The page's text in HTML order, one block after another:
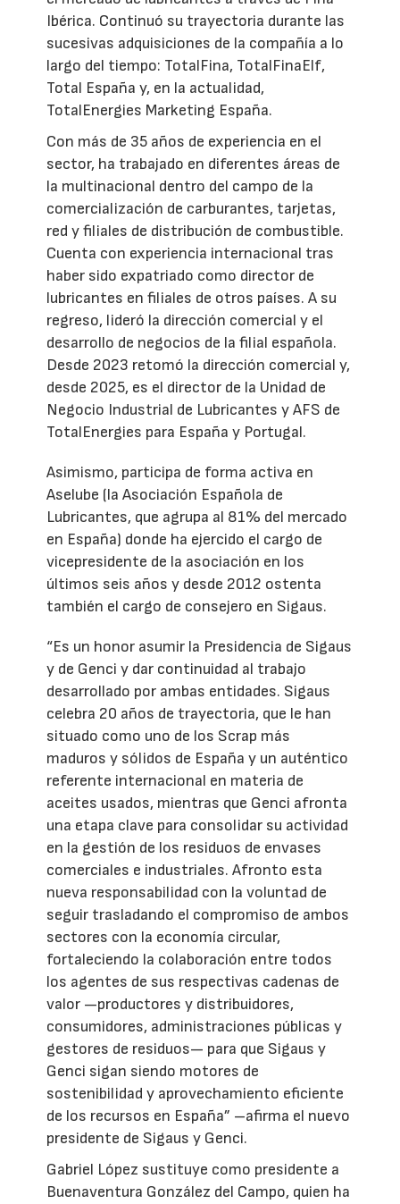
Ibérica. Continuó su trayectoria durante las
sucesivas adquisiciones de la compañía a lo
largo del tiempo: TotalFina, TotalFinaElf,
Total España y, en la actualidad,
TotalEnergies Marketing España.
Con más de 35 años de experiencia en el
sector, ha trabajado en diferentes áreas de
la multinacional dentro del campo de la
comercialización de carburantes, tarjetas,
red y filiales de distribución de combustible.
Cuenta con experiencia internacional tras
haber sido expatriado como director de
lubricantes en filiales de otros países. A su
regreso, lideró la dirección comercial y el
desarrollo de negocios de la filial española.
Desde 2023 retomó la dirección comercial y,
desde 2025, es el director de la Unidad de
Negocio Industrial de Lubricantes y AFS de
TotalEnergies para España y Portugal.
Asimismo, participa de forma activa en
Aselube (la Asociación Española de
Lubricantes, que agrupa al 81% del mercado
en España) donde ha ejercido el cargo de
vicepresidente de la asociación en los
últimos seis años y desde 2012 ostenta
también el cargo de consejero en Sigaus.
“Es un honor asumir la Presidencia de Sigaus
y de Genci y dar continuidad al trabajo
desarrollado por ambas entidades. Sigaus
celebra 20 años de trayectoria, que le han
situado como uno de los Scrap más
maduros y sólidos de España y un auténtico
referente internacional en materia de
aceites usados, mientras que Genci afronta
una etapa clave para consolidar su actividad
en la gestión de los residuos de envases
comerciales e industriales. Afronto esta
nueva responsabilidad con la voluntad de
seguir trasladando el compromiso de ambos
sectores con la economía circular,
fortaleciendo la colaboración entre todos
los agentes de sus respectivas cadenas de
valor —productores y distribuidores,
consumidores, administraciones públicas y
gestores de residuos— para que Sigaus y
Genci sigan siendo motores de
sostenibilidad y aprovechamiento eficiente
de los recursos en España” –afirma el nuevo
presidente de Sigaus y Genci.
Gabriel López sustituye como presidente a
Buenaventura González del Campo, quien ha